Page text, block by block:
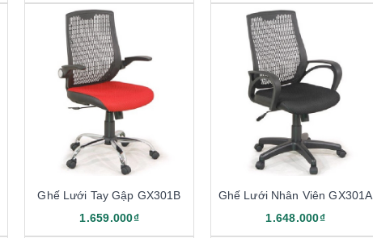
Ghế Lưới Tay Gập GX301B
1.659.000₫
Ghế Lưới Nhân Viên GX301A
1.648.000₫